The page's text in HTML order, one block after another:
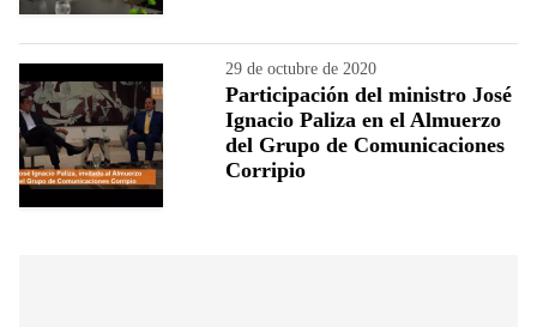
29 de octubre de 2020
Participación del ministro José
Ignacio Paliza en el Almuerzo
del Grupo de Comunicaciones
Corripio